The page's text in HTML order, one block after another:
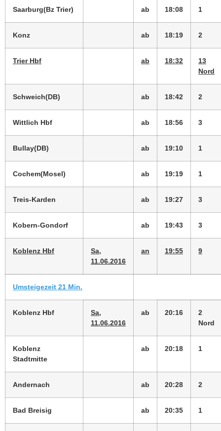
Saarburg(Bz Trier) ab 18:08 1
Konz ab 18:19 2
Trier Hbf ab 18:32
13
Nord
Schweich(DB) ab 18:42 2
Wittlich Hbf ab 18:56 3
Bullay(DB) ab 19:10 1
Cochem(Mosel) ab 19:19 1
Treis-Karden ab 19:27 3
Kobern-Gondorf ab 19:43 3
Koblenz Hbf
Sa,
11.06.2016
an 19:55 9
Umsteigezeit 21 Min.
Koblenz Hbf
Sa,
11.06.2016
ab 20:16
2
Nord
Koblenz
Stadtmitte
ab 20:18 1
Andernach ab 20:28 2
Bad Breisig ab 20:35 1